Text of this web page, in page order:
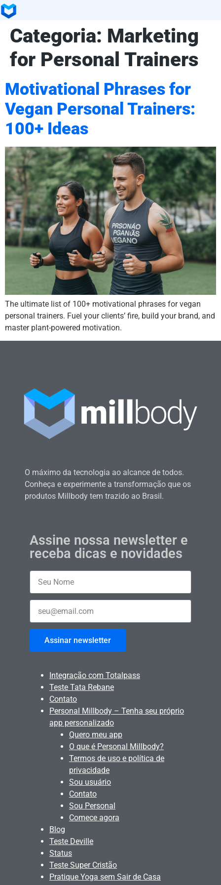
Categoria: Marketing
for Personal Trainers
Motivational Phrases for
Vegan Personal Trainers:
100+ Ideas
The ultimate list of 100+ motivational phrases for vegan
personal trainers. Fuel your clients’ fire, build your brand, and
master plant-powered motivation.
O máximo da tecnologia ao alcance de todos.
Conheça e experimente a transformação que os
produtos Millbody tem trazido ao Brasil.
Assine nossa newsletter e
receba dicas e novidades
Assinar newsletter
Integração com Totalpass
Teste Tata Rebane
Contato
Personal Millbody – Tenha seu próprio
app personalizado
Quero meu app
O que é Personal Millbody?
Termos de uso e política de
privacidade
Sou usuário
Contato
Sou Personal
Comece agora
Blog
Teste Deville
Status
Teste Super Cristão
Pratique Yoga sem Sair de Casa